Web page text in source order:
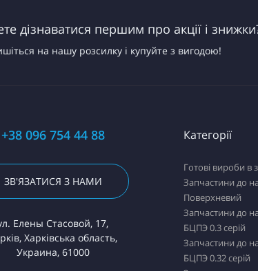
дізнаватися першим про акції і
на нашу розсилку і купуйте з вигодою!
+38 096 754 44 88
ЗВ'ЯЗАТИСЯ З НАМИ
Елены Стасовой, 17,
Харківська область,
Украина, 61000
Категорії
Готові вироби в
Запчастини до
Поверхневий
Запчастини до
БЦПЭ 0.3 серій
Запчастини до
БЦПЭ 0.32 серій